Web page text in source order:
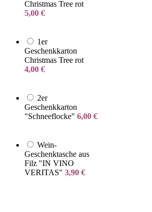
Christmas Tree rot
5,00 €
1er
Geschenkkarton
Christmas Tree rot
4,00 €
2er
Geschenkkarton
"Schneeflocke" 6,00 €
Wein-
Geschenktasche aus
Filz "IN VINO
VERITAS" 3,90 €